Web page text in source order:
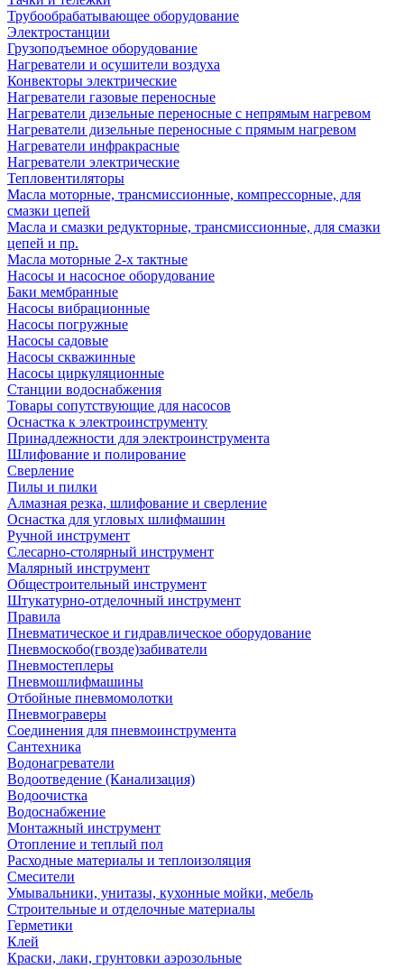
Трубообрабатывающее оборудование
Электростанции
Грузоподъемное оборудование
Нагреватели и осушители воздуха
Конвекторы электрические
Нагреватели газовые переносные
Нагреватели дизельные переносные с непрямым нагревом
Нагреватели дизельные переносные с прямым нагревом
Нагреватели инфракрасные
Нагреватели электрические
Тепловентиляторы
Масла моторные, трансмиссионные, компрессорные, для
смазки цепей
Масла и смазки редукторные, трансмиссионные, для смазки
цепей и пр.
Масла моторные 2-х тактные
Насосы и насосное оборудование
Баки мембранные
Насосы вибрационные
Насосы погружные
Насосы садовые
Насосы скважинные
Насосы циркуляционные
Станции водоснабжения
Товары сопутствующие для насосов
Оснастка к электроинструменту
Принадлежности для электроинструмента
Шлифование и полирование
Сверление
Пилы и пилки
Алмазная резка, шлифование и сверление
Оснастка для угловых шлифмашин
Ручной инструмент
Слесарно-столярный инструмент
Малярный инструмент
Общестроительный инструмент
Штукатурно-отделочный инструмент
Правила
Пневматическое и гидравлическое оборудование
Пневмоскобо(гвозде)забиватели
Пневмостеплеры
Пневмошлифмашины
Отбойные пневмомолотки
Пневмограверы
Соединения для пневмоинструмента
Сантехника
Водонагреватели
Водоотведение (Канализация)
Водоочистка
Водоснабжение
Монтажный инструмент
Отопление и теплый пол
Расходные материалы и теплоизоляция
Смесители
Умывальники, унитазы, кухонные мойки, мебель
Строительные и отделочные материалы
Герметики
Клей
Краски, лаки, грунтовки аэрозольные